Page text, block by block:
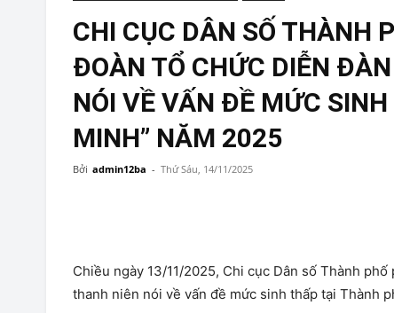
CHI CỤC DÂN SỐ THÀNH
ĐOÀN TỔ CHỨC DIỄN
NÓI VỀ VẤN ĐỀ MỨC
MINH” NĂM 2025
Bởi admin12ba - Thứ Sáu, 14/11/2025
Chiều ngày 13/11/2025, Chi cục Dân số Thành
thanh niên nói về vấn đề mức sinh thấp tại Thành